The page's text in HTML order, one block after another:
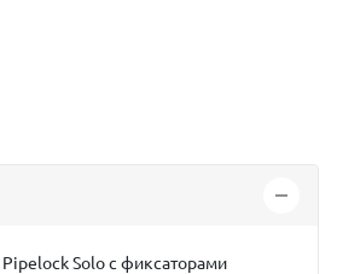
Pipelock Solo с фиксаторами